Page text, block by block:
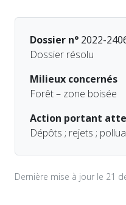
Dossier n° 2022-
Dossier résolu
Milieux concernés
Forêt – zone boisée
Action portant
Dépôts ; rejets ;
Dernière mise à jour le 21